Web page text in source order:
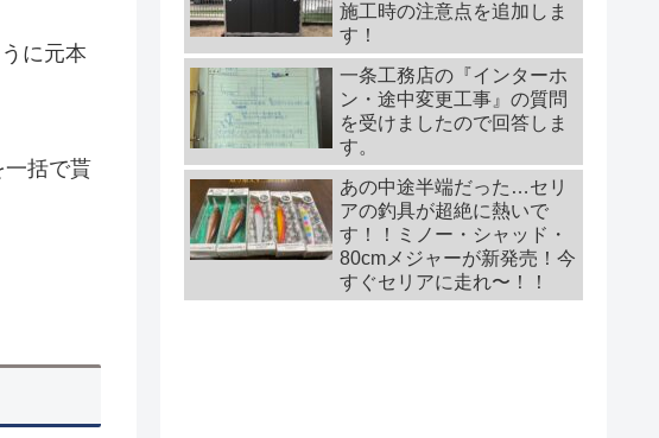
に元本
一括で貰
施工時の注意点を追加しま
す！
一条工務店の『インターホ
ン・途中変更工事』の質問
を受けましたので回答しま
す。
あの中途半端だった…セリ
アの釣具が超絶に熱いで
す！！ミノー・シャッド・
80cmメジャーが新発売！今
すぐセリアに走れ〜！！